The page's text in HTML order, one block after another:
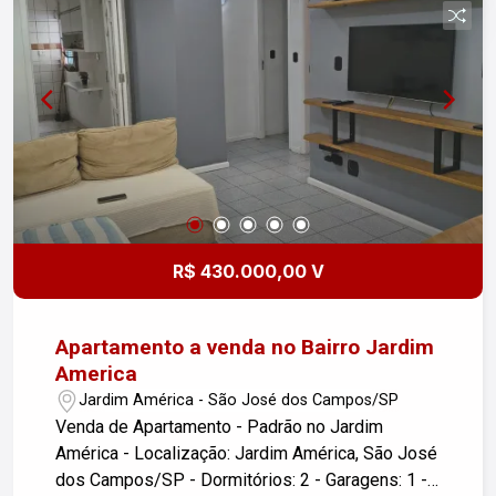
R$ 430.000,00 V
Apartamento a venda no Bairro Jardim
America
Jardim América - São José dos Campos/SP
Venda de Apartamento - Padrão no Jardim
América - Localização: Jardim América, São José
dos Campos/SP - Dormitórios: 2 - Garagens: 1 -